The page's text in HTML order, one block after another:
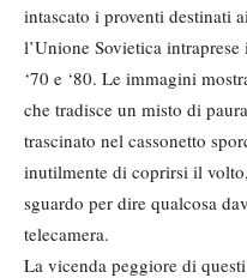
intascato i proventi destinati
l’Unione Sovietica
‘70 e ‘80. Le immagini
che tradisce un misto di
trascinato nel cassonetto
inutilmente di coprirsi il
sguardo per dire qualcosa
telecamera.
La vicenda peggiore di